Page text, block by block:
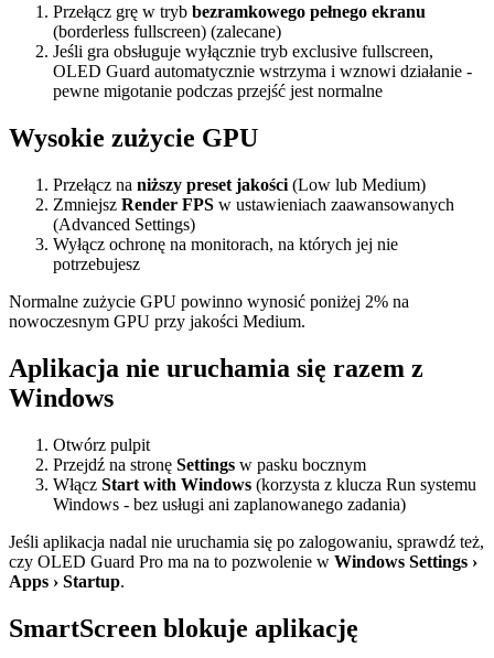
Przełącz grę w tryb bezramkowego pełnego ekranu
(borderless fullscreen) (zalecane)
Jeśli gra obsługuje wyłącznie tryb exclusive fullscreen,
OLED Guard automatycznie wstrzyma i wznowi działanie -
pewne migotanie podczas przejść jest normalne
Wysokie zużycie GPU
Przełącz na niższy preset jakości (Low lub Medium)
Zmniejsz Render FPS w ustawieniach zaawansowanych
(Advanced Settings)
Wyłącz ochronę na monitorach, na których jej nie
potrzebujesz
Normalne zużycie GPU powinno wynosić poniżej 2% na
nowoczesnym GPU przy jakości Medium.
Aplikacja nie uruchamia się razem z
Windows
Otwórz pulpit
Przejdź na stronę Settings w pasku bocznym
Włącz Start with Windows (korzysta z klucza Run systemu
Windows - bez usługi ani zaplanowanego zadania)
Jeśli aplikacja nadal nie uruchamia się po zalogowaniu, sprawdź też,
czy OLED Guard Pro ma na to pozwolenie w Windows Settings ›
Apps › Startup.
SmartScreen blokuje aplikację